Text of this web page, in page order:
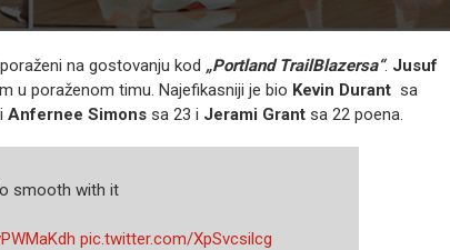
na gostovanju kod „Portland TrailBlazersa“. Jusuf
u poraženom timu. Najefikasniji je bio Kevin Durant sa
Anfernee Simons sa 23 i Jerami Grant sa 22 poena.
smooth with it
pic.twitter.com/XpSvcsilcg